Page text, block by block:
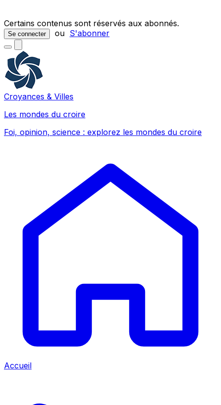
Certains contenus sont réservés aux abonnés.
Se connecter ou S'abonner
Croyances & Villes
Les mondes du croire
Foi, opinion, science : explorez les mondes du croire
Accueil